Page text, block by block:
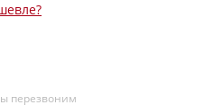
перезвоним